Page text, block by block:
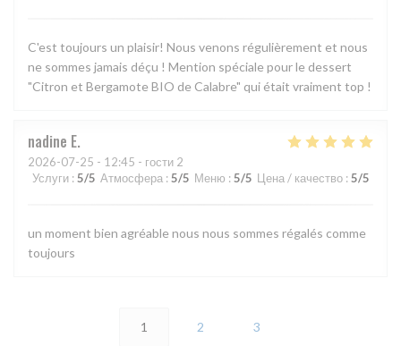
C'est toujours un plaisir! Nous venons régulièrement et nous
ne sommes jamais déçu ! Mention spéciale pour le dessert
"Citron et Bergamote BIO de Calabre" qui était vraiment top !
nadine E
2026-07-25 - 12:45 - гости 2
Услуги : 5/5 Атмосфера : 5/5 Меню : 5/5 Цена / качество : 5/5
un moment bien agréable nous nous sommes régalés comme
toujours
1 2 3